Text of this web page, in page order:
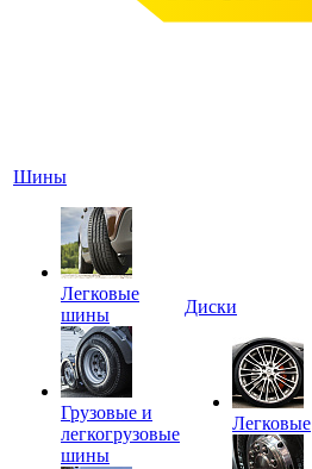
Шины
Легковые
шины
Грузовые и
легкогрузовые
шины
Диски
Легковые